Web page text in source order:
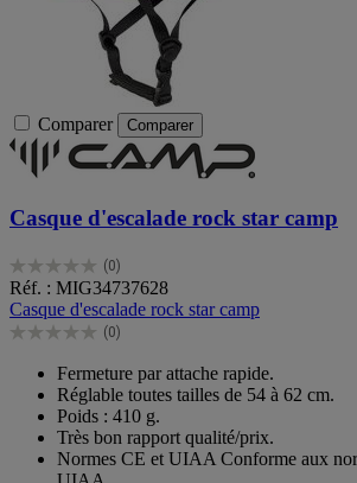
Comparer Comparer
Casque d'escalade rock star camp
(0)
0.0
sur
5
étoiles.
Réf. : MIG34737628
Casque d'escalade rock star camp
(0)
0.0
étoiles.
Fermeture par attache rapide.
Réglable toutes tailles de 54 à 62 cm.
Poids : 410 g.
Très bon rapport qualité/prix.
Normes CE et UIAA Conforme aux